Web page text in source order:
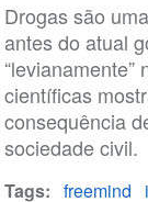
Drogas são
antes do atual
científicas
consequência
sociedade civil.
Tags freemind